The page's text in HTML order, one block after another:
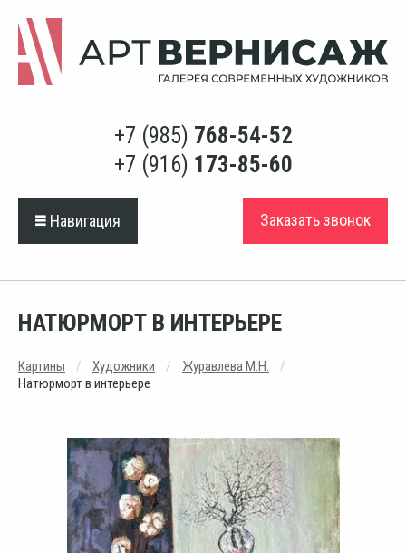
+7 (985) 768-54-52
+7 (916) 173-85-60
Навигация Заказать звонок
НАТЮРМОРТ В ИНТЕРЬЕРЕ
Картины Художники
Журавлева М.Н.
Натюрморт в интерьере